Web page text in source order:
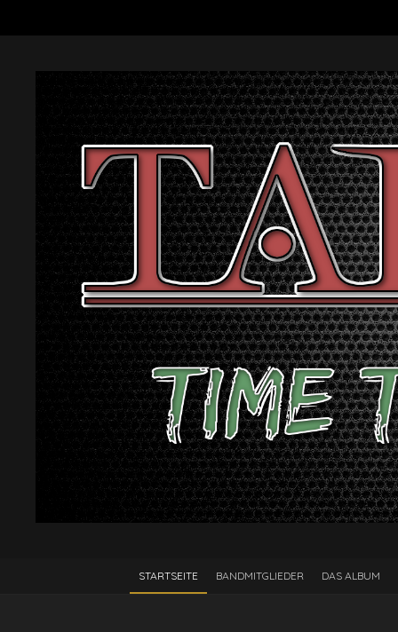
STARTSEITE BANDMITGLIEDER DAS ALBUM